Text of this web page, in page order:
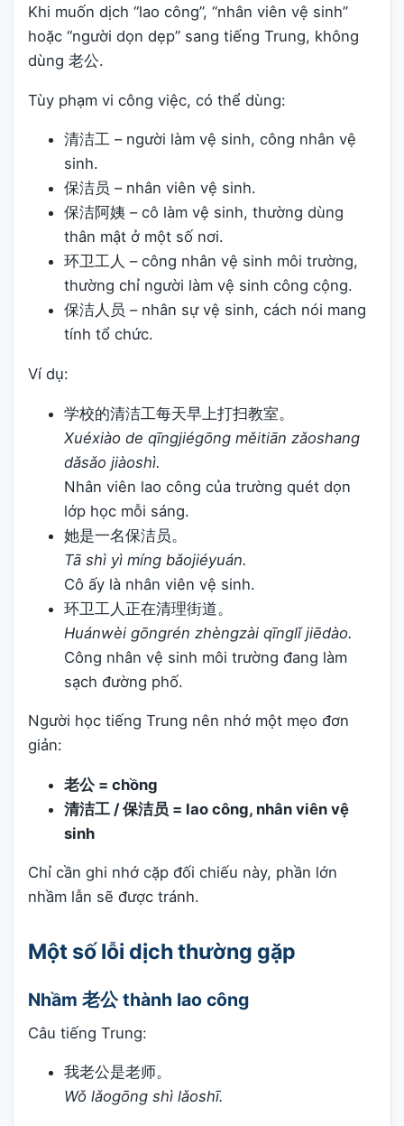
Khi muốn dịch “lao công”, “nhân viên vệ sinh”
hoặc “người dọn dẹp” sang tiếng Trung, không
dùng 老公.
Tùy phạm vi công việc, có thể dùng:
清洁工 – người làm vệ sinh, công nhân vệ
sinh.
保洁员 – nhân viên vệ sinh.
保洁阿姨 – cô làm vệ sinh, thường dùng
thân mật ở một số nơi.
环卫工人 – công nhân vệ sinh môi trường,
thường chỉ người làm vệ sinh công cộng.
保洁人员 – nhân sự vệ sinh, cách nói mang
tính tổ chức.
Ví dụ:
学校的清洁工每天早上打扫教室。
Xuéxiào de qīngjiégōng měitiān zǎoshang
dǎsǎo jiàoshì.
Nhân viên lao công của trường quét dọn
lớp học mỗi sáng.
她是一名保洁员。
Tā shì yì míng bǎojiéyuán.
Cô ấy là nhân viên vệ sinh.
环卫工人正在清理街道。
Huánwèi gōngrén zhèngzài qīnglǐ jiēdào.
Công nhân vệ sinh môi trường đang làm
sạch đường phố.
Người học tiếng Trung nên nhớ một mẹo đơn
giản:
老公 = chồng
清洁工 / 保洁员 = lao công, nhân viên vệ
sinh
Chỉ cần ghi nhớ cặp đối chiếu này, phần lớn
nhầm lẫn sẽ được tránh.
Một số lỗi dịch thường gặp
Nhầm 老公 thành lao công
Câu tiếng Trung:
我老公是老师。
Wǒ lǎogōng shì lǎoshī.